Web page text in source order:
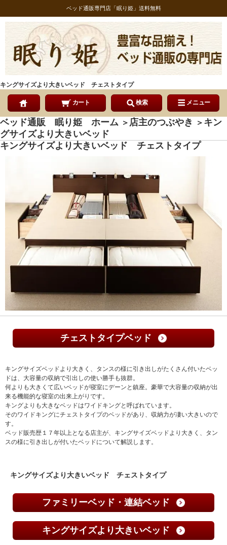
ベッド通販専門店「眠り姫」送料無料
キングサイズより大きいベッド チェストタイプ
カート 検索 メニュー
ベッド通販 眠り姫 ホーム ＞ 店主のつぶやき ＞ キン
グサイズより大きいベッド
キングサイズより大きいベッド チェストタイプ
チェストタイプベッド
キングサイズベッドより大きく、タンスの様に引き出しがたくさん付いたベッ
ドは、大容量の収納で引出しの使い勝手も抜群。
何よりも大きくて広いベッドが寝室にデーンと鎮座。豪華で大容量の収納が出
来る機能的な寝室の出来上がりです。
キングよりも大きなベッドはワイドキングと呼ばれています。
そのワイドキングにチェストタイプのベッドがあり、収納力が凄い大きいので
す。
ベッド販売歴１７年以上となる店主が、キングサイズベッドより大きく、タン
スの様に引き出しが付いたベッドについて解説します。
キングサイズより大きいベッド チェストタイプ
ファミリーベッド・連結ベッド
キングサイズより大きいベッド